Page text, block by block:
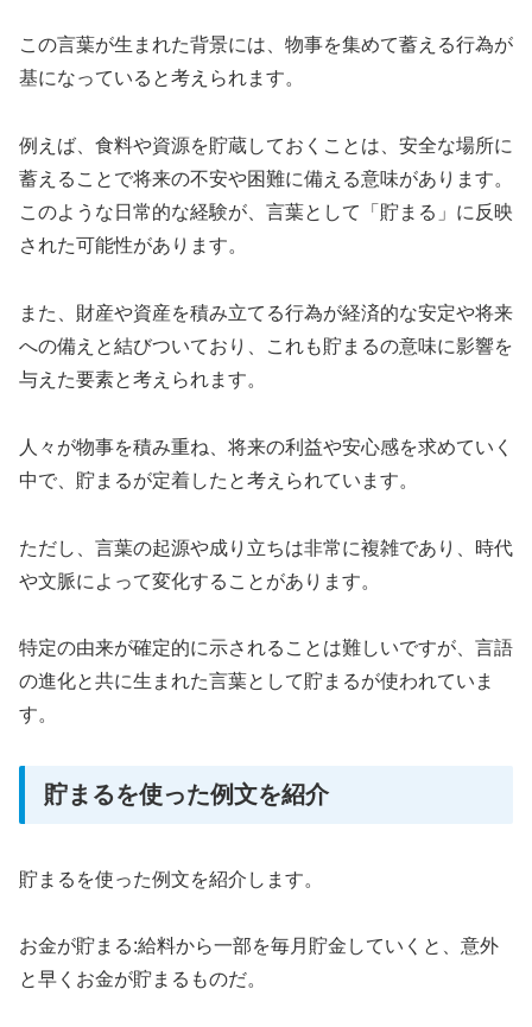
この言葉が生まれた背景には、物事を集めて蓄える行為が
基になっていると考えられます。
例えば、食料や資源を貯蔵しておくことは、安全な場所に
蓄えることで将来の不安や困難に備える意味があります。
このような日常的な経験が、言葉として「貯まる」に反映
された可能性があります。
また、財産や資産を積み立てる行為が経済的な安定や将来
への備えと結びついており、これも貯まるの意味に影響を
与えた要素と考えられます。
人々が物事を積み重ね、将来の利益や安心感を求めていく
中で、貯まるが定着したと考えられています。
ただし、言葉の起源や成り立ちは非常に複雑であり、時代
や文脈によって変化することがあります。
特定の由来が確定的に示されることは難しいですが、言語
の進化と共に生まれた言葉として貯まるが使われていま
す。
貯まるを使った例文を紹介
貯まるを使った例文を紹介します。
お金が貯まる:給料から一部を毎月貯金していくと、意外
と早くお金が貯まるものだ。